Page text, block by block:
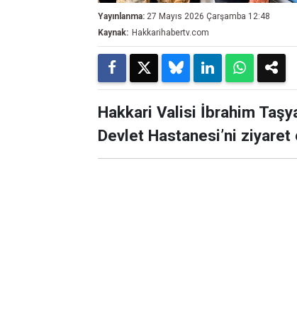
Yayınlanma: 27 Mayıs 2026 Çarşamba 12:48
Kaynak: Hakkarihabertv.com
Hakkari Valisi İbrahim
Devlet Hastanesi’ni ziyaret